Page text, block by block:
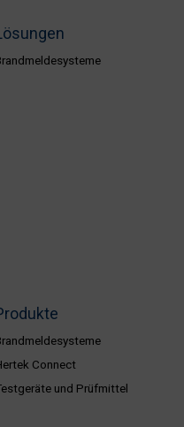
Connect
und Prüfmittel